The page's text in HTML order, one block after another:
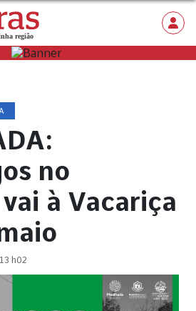
no
à Vacariça
h02